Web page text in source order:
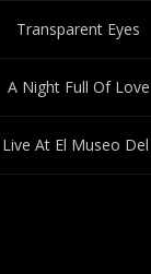
Transparent Eyes
A Night Full Of Love
At El Museo